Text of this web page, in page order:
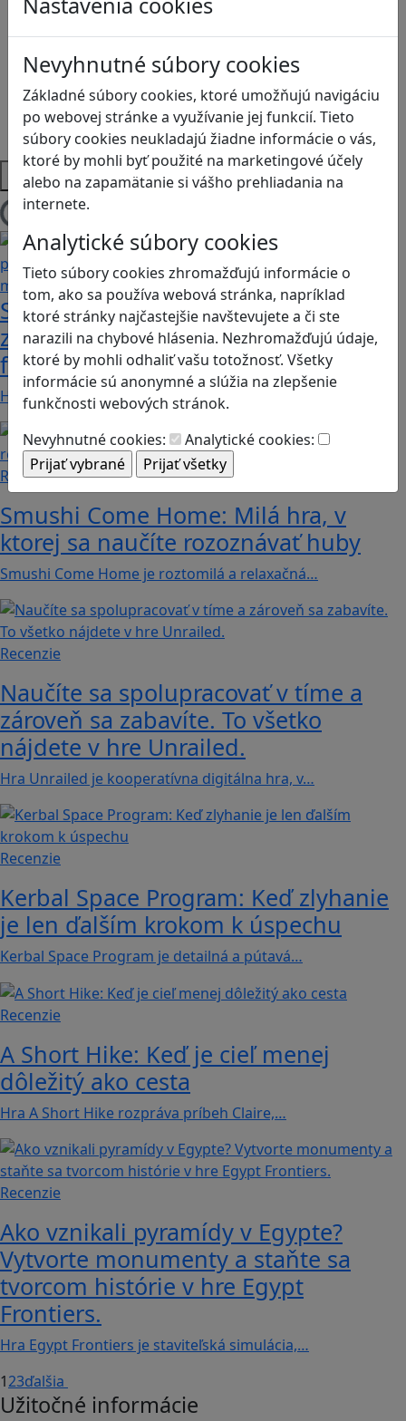
Nevyhnutné súbory cookies
Základné súbory cookies, ktoré umožňujú navigáciu
po webovej stránke a využívanie jej funkcií. Tieto
súbory cookies neukladajú žiadne informácie o vás,
ktoré by mohli byť použité na marketingové účely
alebo na zapamätanie si vášho prehliadania na
internete.
Analytické súbory cookies
Tieto súbory cookies zhromažďujú informácie o
tom, ako sa používa webová stránka, napríklad
ktoré stránky najčastejšie navštevujete a či ste
narazili na chybové hlásenia. Nezhromažďujú údaje,
ktoré by mohli odhaliť vašu totožnosť. Všetky
informácie sú anonymné a slúžia na zlepšenie
funkčnosti webových stránok.
Nevyhnutné cookies:
Analytické cookies:
Logické myslenie
Programovanie/Technika
Sociálne zručnosti a kooperácia
Strategické myslenie
Zdravie a pohyb
Platformy
Stanete sa influencerom, keď budete
zdieľať iba pravdivé, nie alternatívne
fakty? Dozviete sa v hre Follow me
Hráči a hráčky sa stávajú používateľmi/kami…
Recenzie
Smushi Come Home: Milá hra, v
ktorej sa naučíte rozoznávať huby
Smushi Come Home je roztomilá a relaxačná…
Recenzie
Naučíte sa spolupracovať v tíme a
zároveň sa zabavíte. To všetko
nájdete v hre Unrailed.
Hra Unrailed je kooperatívna digitálna hra, v…
Recenzie
Kerbal Space Program: Keď zlyhanie
je len ďalším krokom k úspechu
Kerbal Space Program je detailná a pútavá…
Recenzie
A Short Hike: Keď je cieľ menej
dôležitý ako cesta
Hra A Short Hike rozpráva príbeh Claire,…
Recenzie
Ako vznikali pyramídy v Egypte?
Vytvorte monumenty a staňte sa
tvorcom histórie v hre Egypt
Frontiers.
Hra Egypt Frontiers je staviteľská simulácia,…
123ďalšia
Užitočné informácie